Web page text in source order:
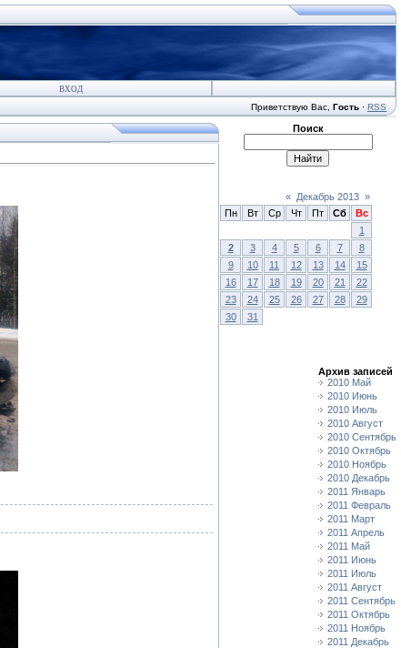
ВХОД
Приветствую Вас Гость · RSS
Поиск
« Декабрь 2013 »
Пн
Вт Ср Чт Пт Сб
Вс
1
2
3 4 5 6 7
8
9
10 11 12 13 14
15
16
17 18 19 20 21
22
23
24 25 26 27 28
29
30
31
Архив записей
2010 Май
2010 Июнь
2010 Июль
2010 Август
2010 Сентябрь
2010 Октябрь
2010 Ноябрь
2010 Декабрь
2011 Январь
2011 Февраль
2011 Март
2011 Апрель
2011 Май
2011 Июнь
2011 Июль
2011 Август
2011 Сентябрь
2011 Октябрь
2011 Ноябрь
2011 Декабрь